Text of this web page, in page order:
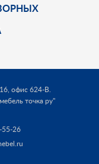
офис 624-В.
точка ру"
55-26